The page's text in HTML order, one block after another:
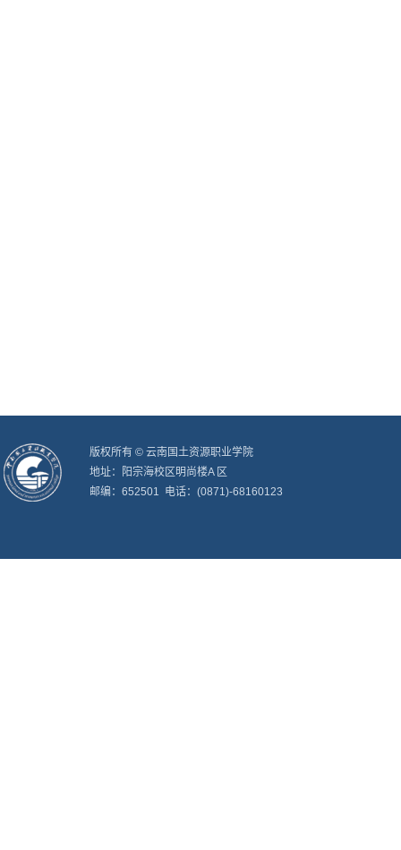
版权所有 © 云南国土资源职业学院
地址：阳宗海校区明尚楼A 区
邮编：652501 电话：(0871)-68160123